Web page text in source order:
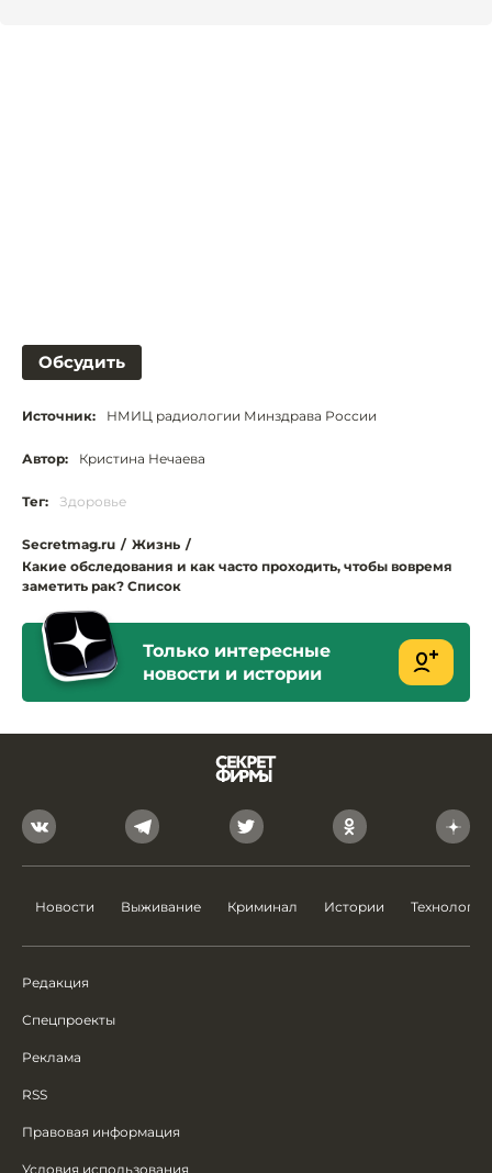
Обсудить
Источник: НМИЦ радиологии Минздрава России
Автор: Кристина Нечаева
Тег: Здоровье
Secretmag.ru / Жизнь /
Какие обследования и как часто проходить, чтобы вовремя
заметить рак? Список
Только интересные
новости и истории
Новости Выживание Криминал Истории Технологии
Редакция
Спецпроекты
Реклама
RSS
Правовая информация
Условия использования